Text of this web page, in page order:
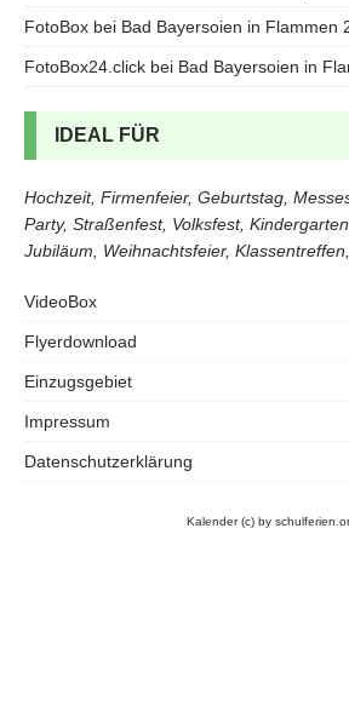
FotoBox bei Bad Bayersoien in Flammen
FotoBox24.click bei Bad Bayersoien in
IDEAL FÜR
Hochzeit, Firmenfeier, Geburtstag,
Party, Straßenfest, Volksfest,
Jubiläum, Weihnachtsfeier, Klassentreffen,
VideoBox
Flyerdownload
Einzugsgebiet
Impressum
Datenschutzerklärung
Kalender(c) by